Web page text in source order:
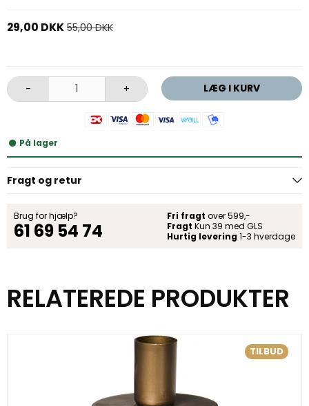
29,00 DKK 55,00 DKK
- + LÆG I KURV
På lager
Fragt og retur
Brug for hjælp?
61 69 54 74
Fri fragt over 599,-
Fragt Kun 39 med GLS
Hurtig levering 1-3 hverdage
RELATEREDE PRODUKTER
TILBUD